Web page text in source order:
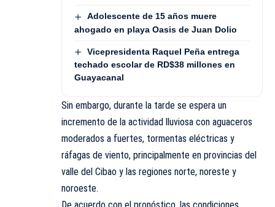
Adolescente de 15 años muere
ahogado en playa Oasis de Juan Dolio
Vicepresidenta Raquel Peña entrega
techado escolar de RD$38 millones en
Guayacanal
Sin embargo, durante la tarde se espera un
incremento de la actividad lluviosa con aguaceros
moderados a fuertes, tormentas eléctricas y
ráfagas de viento, principalmente en provincias del
valle del Cibao y las regiones norte, noreste y
noroeste.